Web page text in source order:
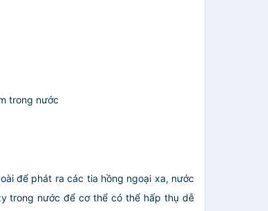
trong nước
để phát ra các tia hồng ngoại xa, nước
trong nước để cơ thể có thể hấp thụ dễ